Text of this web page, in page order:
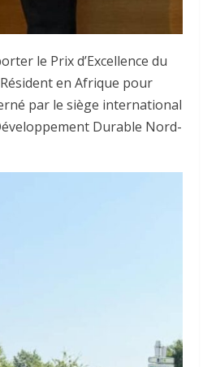
le Prix d’Excellence du
en Afrique pour
par le siège international
Durable Nord-